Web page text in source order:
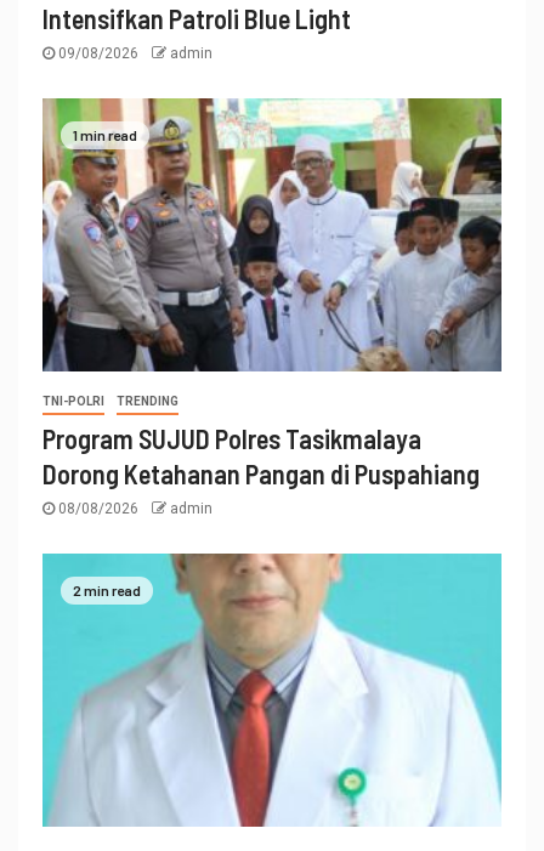
Intensifkan Patroli Blue Light
09/08/2026 admin
1 min read
TNI-POLRI TRENDING
Program SUJUD Polres Tasikmalaya
Dorong Ketahanan Pangan di Puspahiang
08/08/2026 admin
2 min read